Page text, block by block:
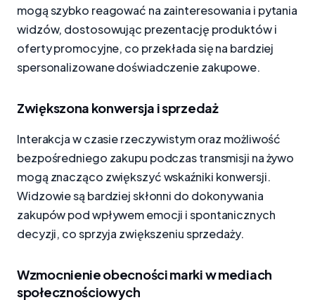
mogą szybko reagować na zainteresowania i pytania
widzów, dostosowując prezentację produktów i
oferty promocyjne, co przekłada się na bardziej
spersonalizowane doświadczenie zakupowe.
Zwiększona konwersja i sprzedaż
Interakcja w czasie rzeczywistym oraz możliwość
bezpośredniego zakupu podczas transmisji na żywo
mogą znacząco zwiększyć wskaźniki konwersji.
Widzowie są bardziej skłonni do dokonywania
zakupów pod wpływem emocji i spontanicznych
decyzji, co sprzyja zwiększeniu sprzedaży.
Wzmocnienie obecności marki w mediach
społecznościowych